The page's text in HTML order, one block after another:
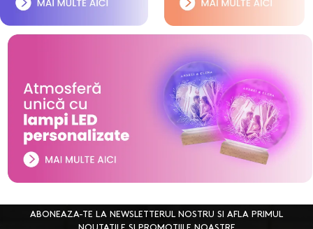
ABONEAZA-TE LA NEWSLETTERUL NOSTRU SI AFLA PRIMUL